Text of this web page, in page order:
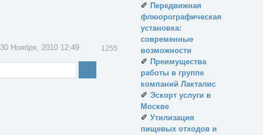
30 Ноября, 2010 12:49 1255
✐ Передвижная
флюорографическая
установка:
современные
возможности
✐ Преимущества
работы в группе
компаний Лакталис
✐ Эскорт услуги в
Москве
✐ Утилизация
пищевых отходов и